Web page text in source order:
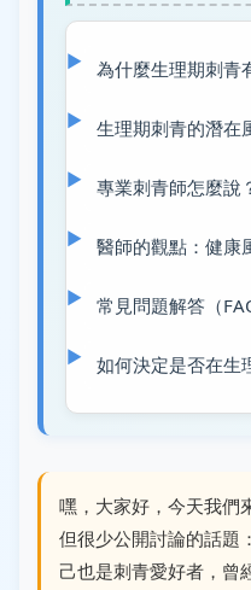
為什麼生理期刺青
生理期刺青的潛在
專業刺青師怎麼說
醫師的觀點：健康
常見問題解答（
如何決定是否在生
嘿，大家好，今天我們
但很少公開討論的話題
己也是刺青愛好者，曾